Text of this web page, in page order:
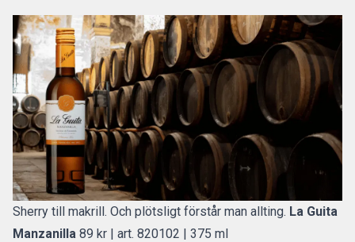
Sherry till makrill. Och plötsligt förstår man allting. La Guita
Manzanilla 89 kr | art. 820102 | 375 ml